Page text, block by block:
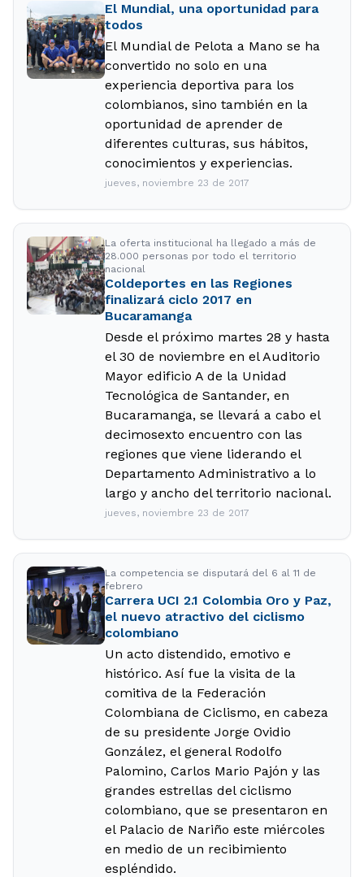
El Mundial, una oportunidad para
todos
El Mundial de Pelota a Mano se ha
convertido no solo en una
experiencia deportiva para los
colombianos, sino también en la
oportunidad de aprender de
diferentes culturas, sus hábitos,
conocimientos y experiencias.
jueves, noviembre 23 de 2017
La oferta institucional ha llegado a más de
28.000 personas por todo el territorio
nacional
Coldeportes en las Regiones
finalizará ciclo 2017 en
Bucaramanga
Desde el próximo martes 28 y hasta
el 30 de noviembre en el Auditorio
Mayor edificio A de la Unidad
Tecnológica de Santander, en
Bucaramanga, se llevará a cabo el
decimosexto encuentro con las
regiones que viene liderando el
Departamento Administrativo a lo
largo y ancho del territorio nacional.
jueves, noviembre 23 de 2017
La competencia se disputará del 6 al 11 de
febrero
Carrera UCI 2.1 Colombia Oro y Paz,
el nuevo atractivo del ciclismo
colombiano
Un acto distendido, emotivo e
histórico. Así fue la visita de la
comitiva de la Federación
Colombiana de Ciclismo, en cabeza
de su presidente Jorge Ovidio
González, el general Rodolfo
Palomino, Carlos Mario Pajón y las
grandes estrellas del ciclismo
colombiano, que se presentaron en
el Palacio de Nariño este miércoles
en medio de un recibimiento
espléndido.